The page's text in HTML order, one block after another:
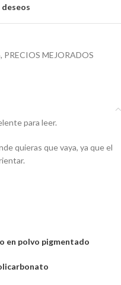
, PRECIOS MEJORADOS
para leer.
quieras que vaya, ya que el
en polvo pigmentado